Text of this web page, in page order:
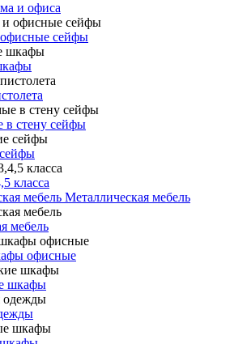
и офиса
сейфы
в стену сейфы
класса
Металлическая мебель
мебель
офисные
шкафы